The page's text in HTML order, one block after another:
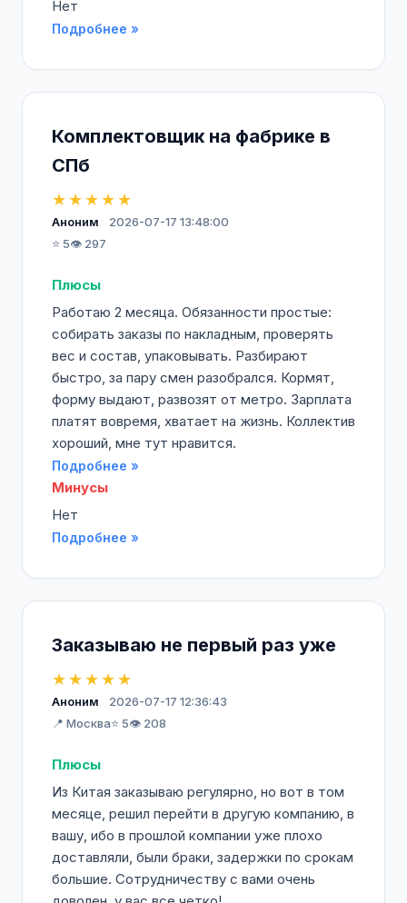
Нет
Подробнее »
Комплектовщик на фабрике в
СПб
★★★★★
Аноним
2026-07-17 13:48:00
⭐ 5👁️ 297
Плюсы
Работаю 2 месяца. Обязанности простые:
собирать заказы по накладным, проверять
вес и состав, упаковывать. Разбирают
быстро, за пару смен разобрался. Кормят,
форму выдают, развозят от метро. Зарплата
платят вовремя, хватает на жизнь. Коллектив
хороший, мне тут нравится.
Подробнее »
Минусы
Нет
Подробнее »
Заказываю не первый раз уже
★★★★★
Аноним
2026-07-17 12:36:43
📍 Москва⭐ 5👁️ 208
Плюсы
Из Китая заказываю регулярно, но вот в том
месяце, решил перейти в другую компанию, в
вашу, ибо в прошлой компании уже плохо
доставляли, были браки, задержки по срокам
большие. Сотрудничеству с вами очень